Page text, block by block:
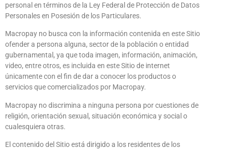
personal en términos de la Ley Federal de Protección de Datos
Personales en Posesión de los Particulares.
Macropay no busca con la información contenida en este Sitio
ofender a persona alguna, sector de la población o entidad
gubernamental, ya que toda imagen, información, animación,
video, entre otros, es incluida en este Sitio de internet
únicamente con el fin de dar a conocer los productos o
servicios que comercializados por Macropay.
Macropay no discrimina a ninguna persona por cuestiones de
religión, orientación sexual, situación económica y social o
cualesquiera otras.
El contenido del Sitio está dirigido a los residentes de los